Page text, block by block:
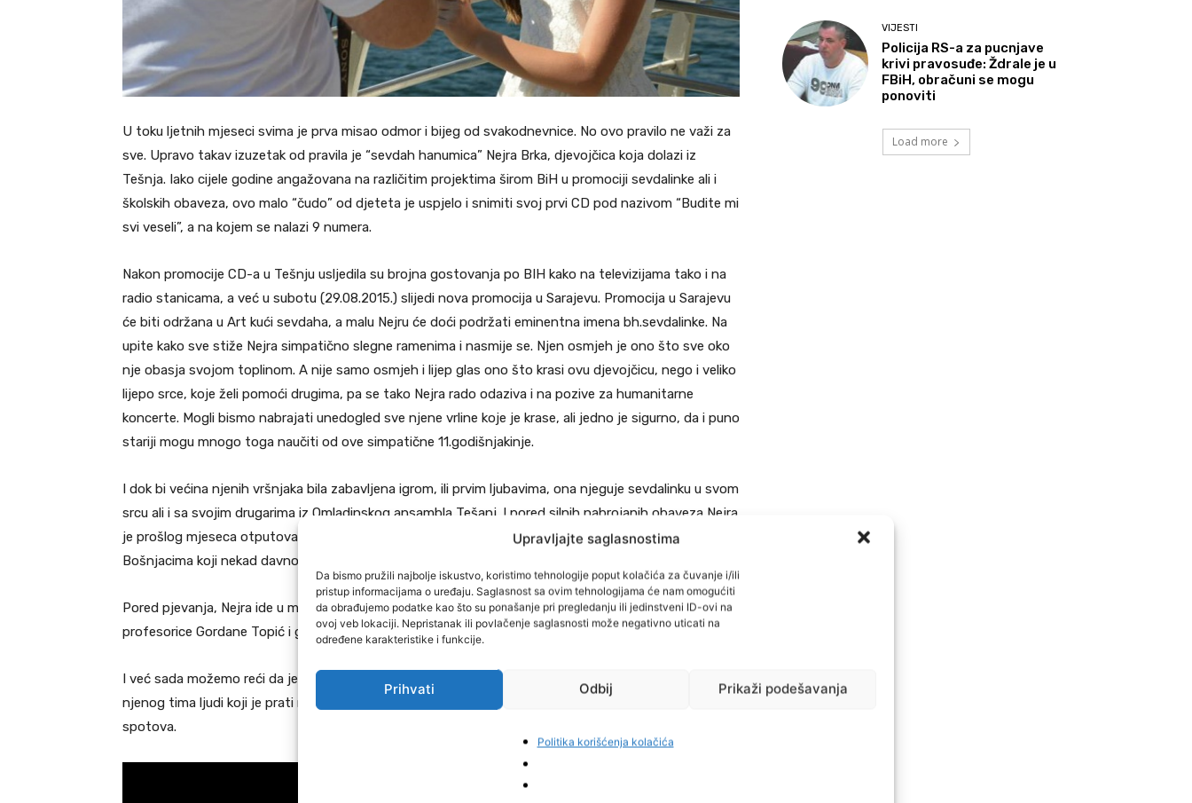
Upravljajte saglasnostima
Da bismo pružili najbolje iskustvo, koristimo tehnologije poput kolačića za čuvanje i/ili
pristup informacijama o uređaju. Saglasnost sa ovim tehnologijama će nam omogućiti
da obrađujemo podatke kao što su ponašanje pri pregledanju ili jedinstveni ID-ovi na
ovoj veb lokaciji. Nepristanak ili povlačenje saglasnosti može negativno uticati na
određene karakteristike i funkcije.
Prihvati Odbij Prikaži podešavanja
Politika korišćenja kolačića
U toku ljetnih mjeseci svima je prva misao odmor i bijeg od svakodnevnice. No ovo pravilo ne važi za
sve. Upravo takav izuzetak od pravila je “sevdah hanumica” Nejra Brka, djevojčica koja dolazi iz
Tešnja. Iako cijele godine angažovana na različitim projektima širom BiH u promociji sevdalinke ali i
školskih obaveza, ovo malo “čudo” od djeteta je uspjelo i snimiti svoj prvi CD pod nazivom “Budite mi
svi veseli”, a na kojem se nalazi 9 numera.
Nakon promocije CD-a u Tešnju usljedila su brojna gostovanja po BIH kako na televizijama tako i na
radio stanicama, a već u subotu (29.08.2015.) slijedi nova promocija u Sarajevu. Promocija u Sarajevu
će biti održana u Art kući sevdaha, a malu Nejru će doći podržati eminentna imena bh.sevdalinke. Na
upite kako sve stiže Nejra simpatično slegne ramenima i nasmije se. Njen osmjeh je ono što sve oko
nje obasja svojom toplinom. A nije samo osmjeh i lijep glas ono što krasi ovu djevojčicu, nego i veliko
lijepo srce, koje želi pomoći drugima, pa se tako Nejra rado odaziva i na pozive za humanitarne
koncerte. Mogli bismo nabrajati unedogled sve njene vrline koje je krase, ali jedno je sigurno, da i puno
stariji mogu mnogo toga naučiti od ove simpatične 11.godišnjakinje.
I dok bi većina njenih vršnjaka bila zabavljena igrom, ili prvim ljubavima, ona njeguje sevdalinku u svom
srcu ali i sa svojim drugarima iz Omladinskog ansambla Tešanj. I pored silnih nabrojanih obaveza Nejra
je prošlog mjeseca otputovala sve do daleke Turske sa ansamblom, a kako bi zapjevala pred
Bošnjacima koji nekad davno doseliše u Tursku iz Bosne.
Pored pjevanja, Nejra ide u muzičku školu, svira klavir i pohađala je časove solo pjevanja kod
profesorice Gordane Topić i gospođe Ljubice Berak..
I već sada možemo reći da je mala zvjezdica zasjala i našla svoje mjesto na estradnom nebu, a iz
njenog tima ljudi koji je prati najavljuju da je u pripremi mnogo noviteta, od novih promocija do
spotova.
VIJESTI
Policija RS-a za pucnjave
krivi pravosuđe: Ždrale je u
FBiH, obračuni se mogu
ponoviti
Load more